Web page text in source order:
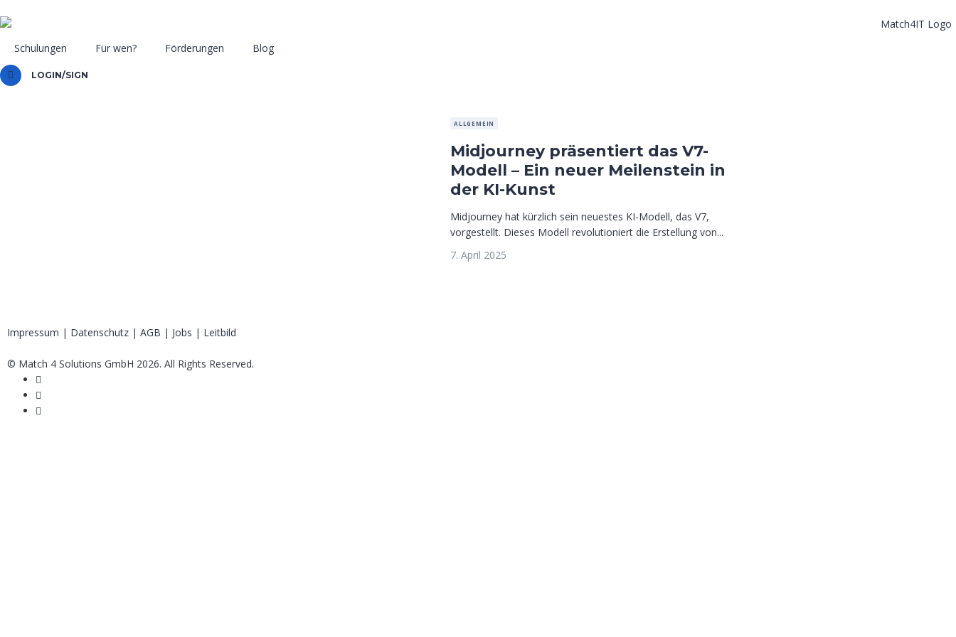
Schulungen Für wen? Förderungen Blog
LOGIN/SIGN
ALLGEMEIN
Midjourney präsentiert das V7-
Modell – Ein neuer Meilenstein in
der KI-Kunst
Midjourney hat kürzlich sein neuestes KI-Modell, das V7,
vorgestellt. Dieses Modell revolutioniert die Erstellung von...
7. April 2025
Impressum | Datenschutz | AGB | Jobs | Leitbild
© Match 4 Solutions GmbH 2026. All Rights Reserved.